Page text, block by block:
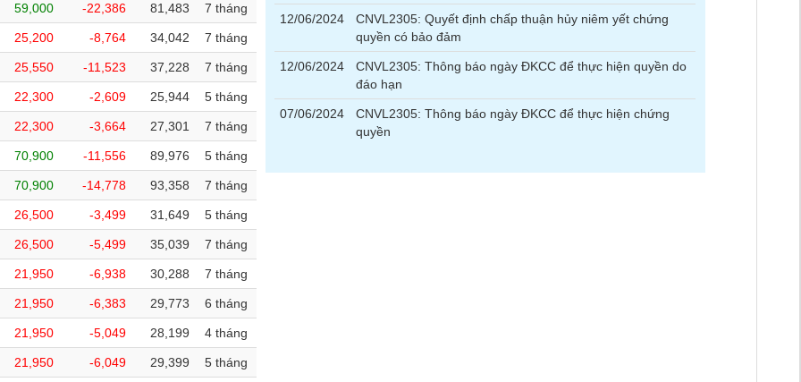
59,000 -22,386 81,483 7 tháng
25,200 -8,764 34,042 7 tháng
25,550 -11,523 37,228 7 tháng
22,300 -2,609 25,944 5 tháng
22,300 -3,664 27,301 7 tháng
70,900 -11,556 89,976 5 tháng
70,900 -14,778 93,358 7 tháng
26,500 -3,499 31,649 5 tháng
26,500 -5,499 35,039 7 tháng
21,950 -6,938 30,288 7 tháng
21,950 -6,383 29,773 6 tháng
21,950 -5,049 28,199 4 tháng
21,950 -6,049 29,399 5 tháng
12/06/2024
CNVL2305: Quyết định chấp thuận hủy niêm yết chứng
quyền có bảo đảm
12/06/2024
CNVL2305: Thông báo ngày ĐKCC để thực hiện quyền do
đáo hạn
07/06/2024
CNVL2305: Thông báo ngày ĐKCC để thực hiện chứng
quyền